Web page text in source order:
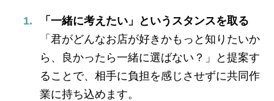
「一緒に考えたい」というスタンスを取る
「君がどんなお店が好きかもっと知りたいか
ら、良かったら一緒に選ばない？」と提案す
ることで、相手に負担を感じさせずに共同作
業に持ち込めます。